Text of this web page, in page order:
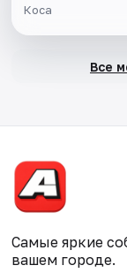
Коса
Все
Самые яркие
вашем городе.